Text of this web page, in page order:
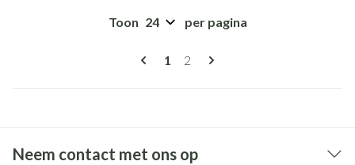
Pagina's
U lees momenteel pagina
1 Pagina
2
Toon per pagina
Neem contact met ons op